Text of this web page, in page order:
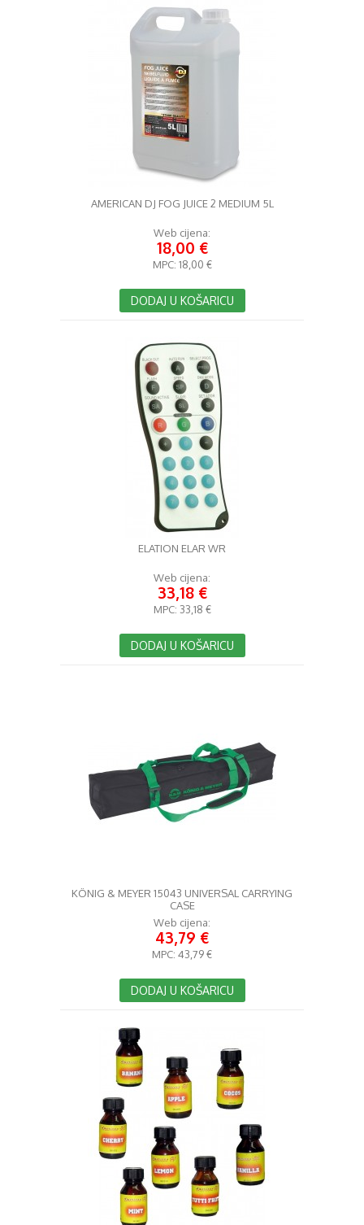
AMERICAN DJ FOG JUICE 2 MEDIUM 5L
Web cijena:
18,00 €
MPC: 18,00 €
DODAJ U KOŠARICU
ELATION ELAR WR
Web cijena:
33,18 €
MPC: 33,18 €
DODAJ U KOŠARICU
KÖNIG & MEYER 15043 UNIVERSAL CARRYING
CASE
Web cijena:
43,79 €
MPC: 43,79 €
DODAJ U KOŠARICU